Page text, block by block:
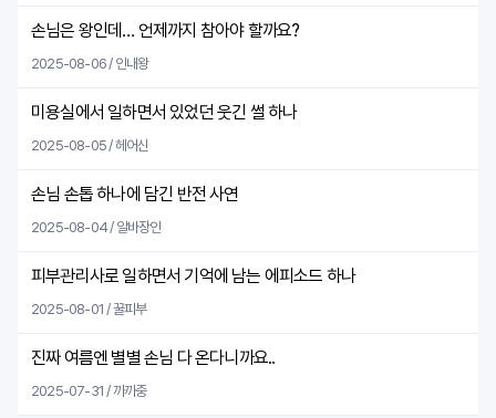
손님은 왕인데… 언제까지 참아야 할까요?
2025-08-06 / 인내왕
미용실에서 일하면서 있었던 웃긴 썰 하나
2025-08-05 / 헤어신
손님 손톱 하나에 담긴 반전 사연
2025-08-04 / 알바장인
피부관리사로 일하면서 기억에 남는 에피소드 하나
2025-08-01 / 꿀피부
진짜 여름엔 별별 손님 다 온다니까요..
2025-07-31 / 까까중